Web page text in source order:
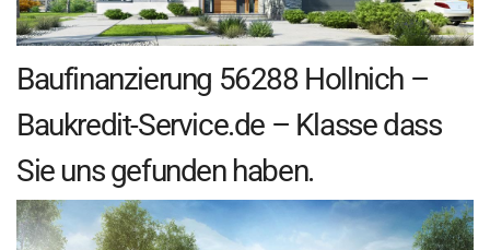
Baufinanzierung 56288 Hollnich –
Baukredit-Service.de – Klasse dass
Sie uns gefunden haben.